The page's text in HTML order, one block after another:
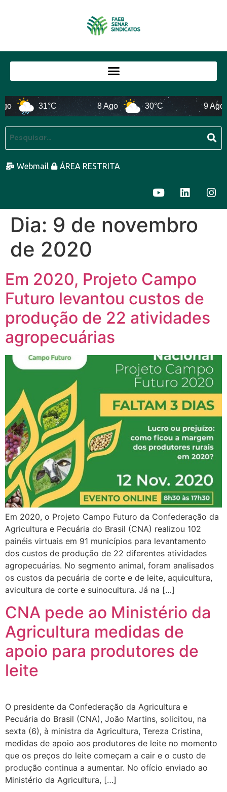
31°C 8 Ago 30°C 9 Ago
Webmail ÁREA RESTRITA
Dia: 9 de novembro
de 2020
Em 2020, Projeto Campo
Futuro levantou custos de
produção de 22 atividades
agropecuárias
Em 2020, o Projeto Campo Futuro da Confederação da
Agricultura e Pecuária do Brasil (CNA) realizou 102
painéis virtuais em 91 municípios para levantamento
dos custos de produção de 22 diferentes atividades
agropecuárias. No segmento animal, foram analisados
os custos da pecuária de corte e de leite, aquicultura,
avicultura de corte e suinocultura. Já na […]
CNA pede ao Ministério da
Agricultura medidas de
apoio para produtores de
leite
O presidente da Confederação da Agricultura e
Pecuária do Brasil (CNA), João Martins, solicitou, na
sexta (6), à ministra da Agricultura, Tereza Cristina,
medidas de apoio aos produtores de leite no momento
que os preços do leite começam a cair e o custo de
produção continua a aumentar. No ofício enviado ao
Ministério da Agricultura, […]